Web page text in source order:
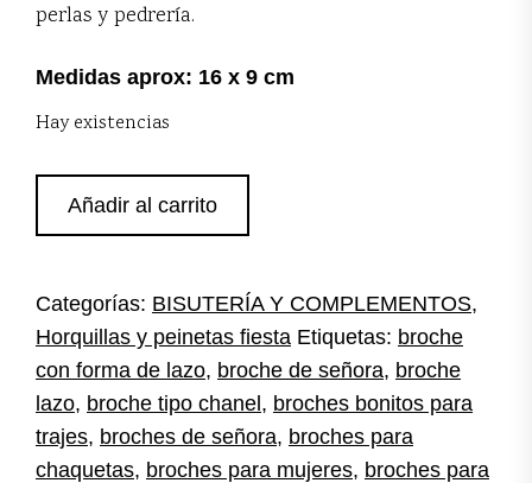
perlas y pedrería.
Medidas aprox: 16 x 9 cm
Hay existencias
Añadir al carrito
Categorías: BISUTERÍA Y COMPLEMENTOS,
Horquillas y peinetas fiesta Etiquetas: broche
con forma de lazo, broche de señora, broche
lazo, broche tipo chanel , broches bonitos para
trajes, broches de señora, broches para
chaquetas, broches para mujeres, broches para